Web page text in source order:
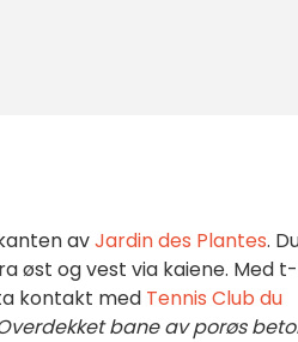
avJardin des Plantes.
øst og vest via kaiene. Med t-
kontakt med Tennis Club du
bane av porøs